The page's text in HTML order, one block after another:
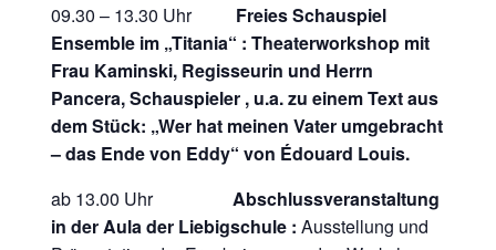
09.30 – 13.30 Uhr Freies Schauspiel
Ensemble im „Titania“ :Theaterworkshop mit
Frau Kaminski, Regisseurin und Herrn
Pancera, Schauspieler , u.a. zu einem Text aus
dem Stück: „Wer hat meinen Vater umgebracht
– das Ende von Eddy“ von Édouard Louis.
ab 13.00 Uhr Abschlussveranstaltung
in der Aula der Liebigschule :Ausstellung und